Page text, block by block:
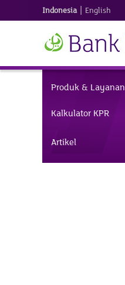
Indonesia | English
Produk & Layanan
Kalkulator KPR
Artikel